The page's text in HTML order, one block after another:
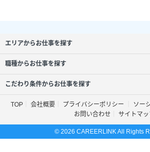
エリアからお仕事を探す
職種からお仕事を探す
こだわり条件からお仕事を探す
TOP 会社概要 プライバシーポリシー
ソー
お問い合わせ
サイトマッ
© 2026 CAREERLINK All Rights